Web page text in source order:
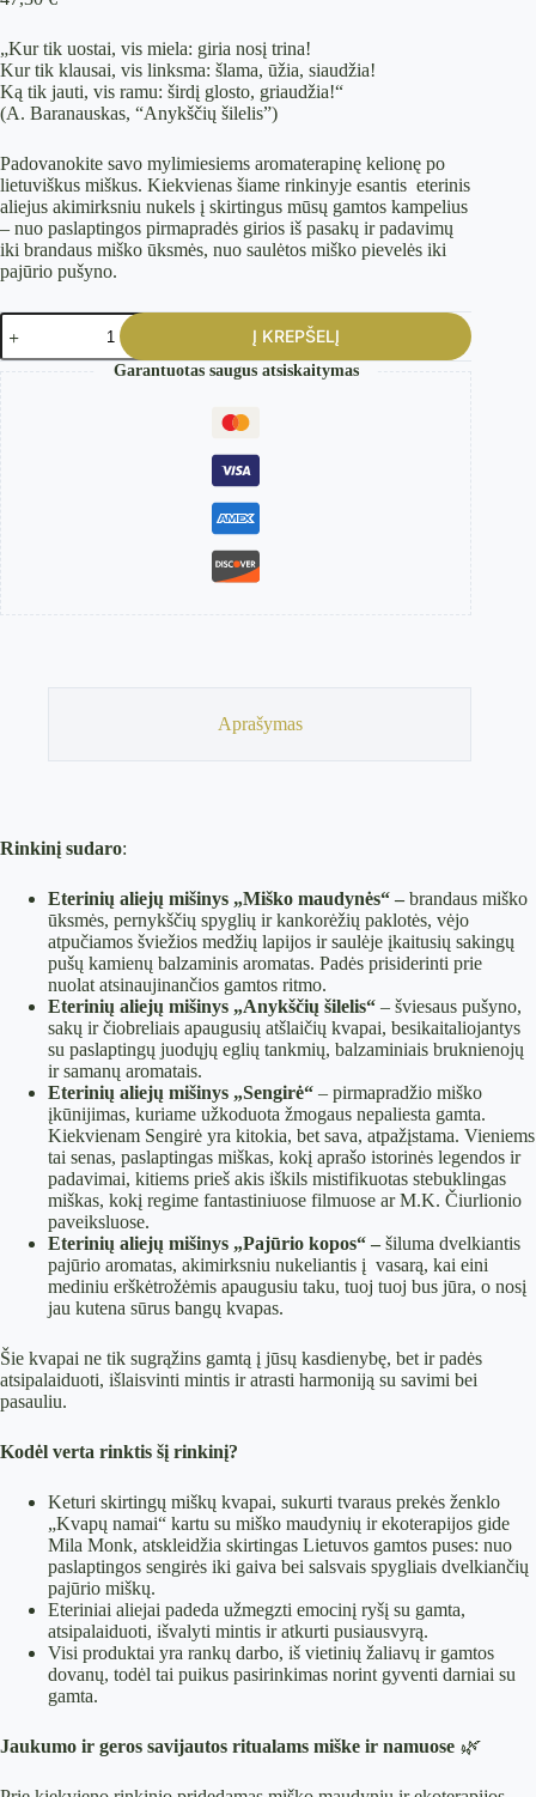
„Kur tik uostai, vis miela: giria nosį trina!
Kur tik klausai, vis linksma: šlama, ūžia, siaudžia!
Ką tik jauti, vis ramu: širdį glosto, griaudžia!“
(A. Baranauskas, “Anykščių šilelis”)
Padovanokite savo mylimiesiems aromaterapinę kelionę po
lietuviškus miškus. Kiekvienas šiame rinkinyje esantis eterinis
aliejus akimirksniu nukels į skirtingus mūsų gamtos kampelius
– nuo paslaptingos pirmapradės girios iš pasakų ir padavimų
iki brandaus miško ūksmės, nuo saulėtos miško pievelės iki
pajūrio pušyno.
produkto
kiekis:
Rinkinys
Į KREPŠELĮ
Garantuotas saugus atsiskaitymas
Aprašymas
Rinkinį sudaro:
Eterinių aliejų mišinys „Miško maudynės“– brandaus miško
ūksmės, pernykščių spyglių ir kankorėžių paklotės, vėjo
atpučiamos šviežios medžių lapijos ir saulėje įkaitusių sakingų
pušų kamienų balzaminis aromatas. Padės prisiderinti prie
nuolat atsinaujinančios gamtos ritmo.
Eterinių aliejų mišinys „Anykščių šilelis“ – šviesaus pušyno,
sakų ir čiobreliais apaugusių atšlaičių kvapai, besikaitaliojantys
su paslaptingų juodųjų eglių tankmių, balzaminiais bruknienojų
ir samanų aromatais.
Eterinių aliejų mišinys „Sengirė“ – pirmapradžio miško
įkūnijimas, kuriame užkoduota žmogaus nepaliesta gamta.
Kiekvienam Sengirė yra kitokia, bet sava, atpažįstama. Vieniems
tai senas, paslaptingas miškas, kokį aprašo istorinės legendos ir
padavimai, kitiems prieš akis iškils mistifikuotas stebuklingas
miškas, kokį regime fantastiniuose filmuose ar M.K. Čiurlionio
paveiksluose.
Eterinių aliejų mišinys „Pajūrio kopos“–šiluma dvelkiantis
pajūrio aromatas, akimirksniu nukeliantis į vasarą, kai eini
mediniu erškėtrožėmis apaugusiu taku, tuoj tuoj bus jūra, o nosį
jau kutena sūrus bangų kvapas.
Šie kvapai ne tik sugrąžins gamtą į jūsų kasdienybę, bet ir padės
atsipalaiduoti, išlaisvinti mintis ir atrasti harmoniją su savimi bei
pasauliu.
Kodėl verta rinktis šį rinkinį?
Keturi skirtingų miškų kvapai, sukurti tvaraus prekės ženklo
„Kvapų namai“ kartu su miško maudynių ir ekoterapijos gide
Mila Monk, atskleidžia skirtingas Lietuvos gamtos puses: nuo
paslaptingos sengirės iki gaiva bei salsvais spygliais dvelkiančių
pajūrio miškų.
Eteriniai aliejai padeda užmegzti emocinį ryšį su gamta,
atsipalaiduoti, išvalyti mintis ir atkurti pusiausvyrą.
Visi produktai yra rankų darbo, iš vietinių žaliavų ir gamtos
dovanų, todėl tai puikus pasirinkimas norint gyventi darniai su
gamta.
Jaukumo ir geros savijautos ritualams miške ir namuose 🌿